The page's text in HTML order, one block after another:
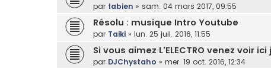
par fabien » sam. 04 mars 2017, 09:55
Résolu : musique Intro Youtube
par Taiki » lun. 25 juil. 2016, 11:55
Si vous aimez L'ELECTRO venez voir
par DJChystaho » mer. 19 oct. 2016, 12:34